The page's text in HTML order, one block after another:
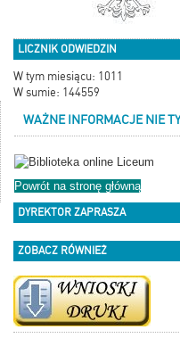
LICZNIK ODWIEDZIN
W tym miesiącu: 1011
W sumie: 144559
WAŻNE INFORMACJE NIE
Powrót na stronę główną
DYREKTOR ZAPRASZA
ZOBACZ RÓWNIEŻ